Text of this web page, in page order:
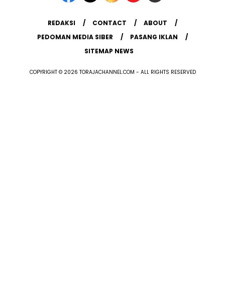
REDAKSI CONTACT
ABOUT
PEDOMAN MEDIA SIBER
PASANG IKLAN
SITEMAP NEWS
COPYRIGHT © 2026 TORAJACHANNEL.COM - ALL RIGHTS RESERVED